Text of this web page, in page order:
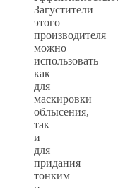
Загустители
этого
производителя
можно
использовать
как
для
маскировки
облысения,
так
и
для
придания
тонким